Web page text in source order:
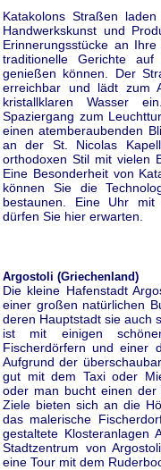
Katakolons Straßen
Handwerkskunst und
Erinnerungsstücke an
traditionelle Gerichte
genießen können. Der
erreichbar und lädt zum
kristallklaren Wasser
Spaziergang zum
einen atemberaubenden
an der St. Nicolas
orthodoxen Stil mit vielen
Eine Besonderheit von
können Sie die
bestaunen. Eine Uhr mit
dürfen Sie hier erwarten.
Argostoli (Griechenland)
Die kleine Hafenstadt
einer großen natürlichen
deren Hauptstadt sie auch
ist mit einigen
Fischerdörfern und einer
Aufgrund der
gut mit dem Taxi oder
oder man bucht einen der
Ziele bieten sich an die
das malerische
gestaltete Klosteranlagen
Stadtzentrum von
eine Tour mit dem